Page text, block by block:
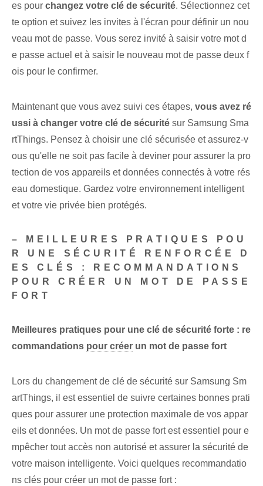
es pour changez votre clé de sécurité. Sélectionnez cet
te option et suivez les invites à l'écran pour définir un nou
veau mot de passe. Vous serez invité à saisir votre mot d
e passe actuel et à saisir le nouveau mot de passe deux f
ois pour le confirmer.
Maintenant que vous avez suivi ces étapes, vous avez ré
ussi à changer‌ votre clé de sécurité sur Samsung Sma
rtThings. Pensez à choisir une clé sécurisée et assurez-v
ous qu'elle ne soit pas facile à deviner pour assurer la pro
tection de vos appareils et données connectés à votre rés
eau domestique. ⁣Gardez votre environnement intelligent
et votre vie privée bien protégés.
– MEILLEURES PRATIQUES POU
R UNE SÉCURITÉ RENFORCÉE D
ES CLÉS : RECOMMANDATIONS
POUR CRÉER UN MOT DE PASSE
FORT
Meilleures pratiques pour une clé de ⁢sécurité⁢ forte : re
commandations pour créer ‌un mot de passe fort
Lors du changement de clé de sécurité sur⁢ Samsung ⁢Sm
artThings, il est essentiel‍ de suivre certaines bonnes prati
ques pour assurer une protection maximale‌ de vos appar
eils et⁤ données. Un mot de passe fort est essentiel pour e
mpêcher tout accès non autorisé et assurer la sécurité de
votre maison intelligente. Voici quelques recommandatio
ns clés pour créer⁢ un mot de passe fort :